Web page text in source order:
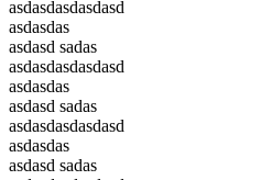
asdasdasdasdasd
asdasdas
asdasd sadas
asdasdasdasdasd
asdasdas
asdasd sadas
asdasdasdasdasd
asdasdas
asdasd sadas